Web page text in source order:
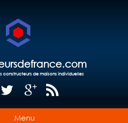
constructeurs de maisons individuelles
Menu